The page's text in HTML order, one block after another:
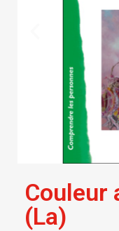
Couleur
(La)